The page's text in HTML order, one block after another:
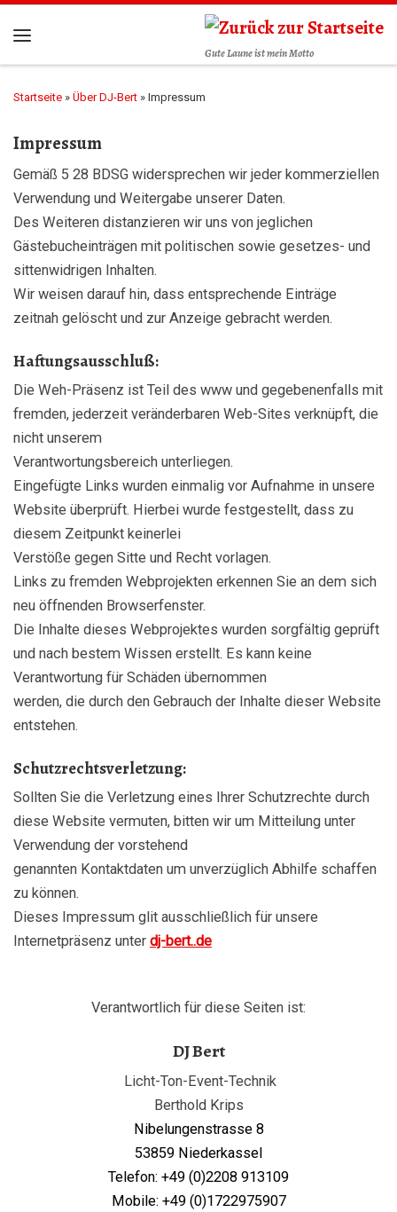
Gute Laune ist mein Motto
Startseite » Über DJ-Bert » Impressum
Impressum
Gemäß 5 28 BDSG widersprechen wir jeder kommerziellen
Verwendung und Weitergabe unserer Daten.
Des Weiteren distanzieren wir uns von jeglichen
Gästebucheinträgen mit politischen sowie gesetzes- und
sittenwidrigen Inhalten.
Wir weisen darauf hin, dass entsprechende Einträge
zeitnah gelöscht und zur Anzeige gebracht werden.
Haftungsausschluß:
Die Weh-Präsenz ist Teil des www und gegebenenfalls mit
fremden, jederzeit veränderbaren Web-Sites verknüpft, die
nicht unserem
Verantwortungsbereich unterliegen.
Eingefügte Links wurden einmalig vor Aufnahme in unsere
Website überprüft. Hierbei wurde festgestellt, dass zu
diesem Zeitpunkt keinerlei
Verstöße gegen Sitte und Recht vorlagen.
Links zu fremden Webprojekten erkennen Sie an dem sich
neu öffnenden Browserfenster.
Die Inhalte dieses Webprojektes wurden sorgfältig geprüft
und nach bestem Wissen erstellt. Es kann keine
Verantwortung für Schäden übernommen
werden, die durch den Gebrauch der Inhalte dieser Website
entstehen.
Schutzrechtsverletzung:
Sollten Sie die Verletzung eines Ihrer Schutzrechte durch
diese Website vermuten, bitten wir um Mitteilung unter
Verwendung der vorstehend
genannten Kontaktdaten um unverzüglich Abhilfe schaffen
zu können.
Dieses Impressum glit ausschließlich für unsere
Internetpräsenz unter dj-bert..de
Verantwortlich für diese Seiten ist:
DJ Bert
Licht-Ton-Event-Technik
Berthold Krips
Nibelungenstrasse 8
53859 Niederkassel
Telefon: +49 (0)2208 913109
Mobile: +49 (0)1722975907